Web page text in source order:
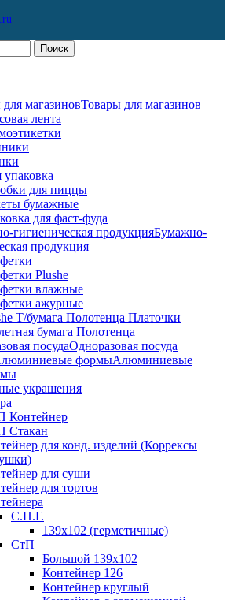
Поиск
Товары для магазинов
лента
для пиццы
бумажные
для фаст-фуда
Бумажно-
продукция
Plushe
влажные
ажурные
Т/бумага Полотенца Платочки
бумага Полотенца
Одноразовая посуда
Алюминиевые
украшения
Контейнер
Стакан
для конд. изделий (Коррексы
для суши
для тортов
С.П.Г.
139х102 (герметичные)
СтП
Большой 139х102
Контейнер 126
Контейнер круглый